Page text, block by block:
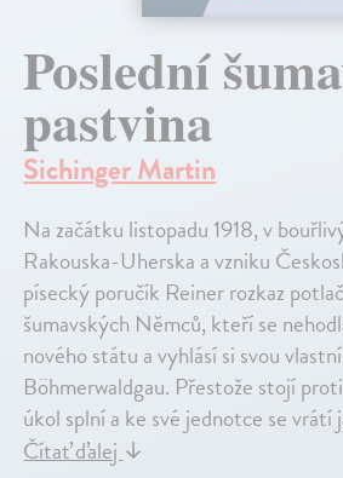
Poslední
pastvina
Sichinger Martin
Na začátku listopadu 1918, v
Rakouska-Uherska a vzniku
písecký poručík Reiner rozkaz
šumavských Němců, kteří se
nového státu a vyhlásí si svou
Böhmerwaldgau. Přestože stojí
úkol splní a ke své jednotce se vrátí
Čítať ďalej↓